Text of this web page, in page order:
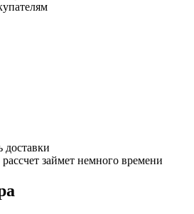
доставки
займет немного времени